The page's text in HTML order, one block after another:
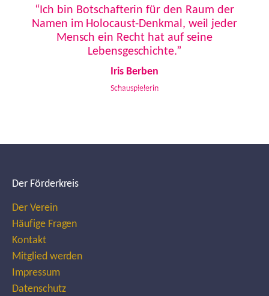
“Ich bin Botschafterin für den Raum der
Namen im Holocaust-Denkmal, weil jeder
Mensch ein Recht hat auf seine
Lebensgeschichte.”
Iris Berben
Schauspielerin
Der Förderkreis
Der Verein
Häufige Fragen
Kontakt
Mitglied werden
Impressum
Datenschutz